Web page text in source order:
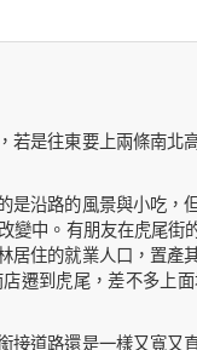
若是往東要上兩條南北
是沿路的風景與小吃，
變中。有朋友在虎尾街
居住的就業人口，置產
遷到虎尾，差不多上
接道路還是一樣又寬又